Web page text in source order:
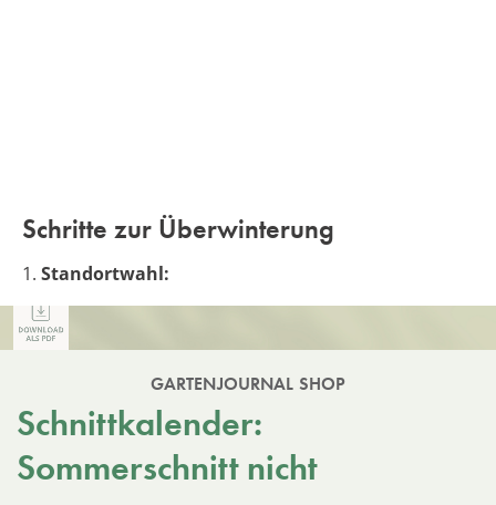
Schritte zur Überwinterung
1. Standortwahl:
GARTENJOURNAL SHOP
Schnittkalender:
Sommerschnitt nicht